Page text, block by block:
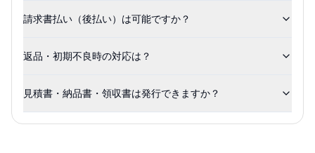
請求書払い（後払い）は可能ですか？
返品・初期不良時の対応は？
見積書・納品書・領収書は発行できますか？